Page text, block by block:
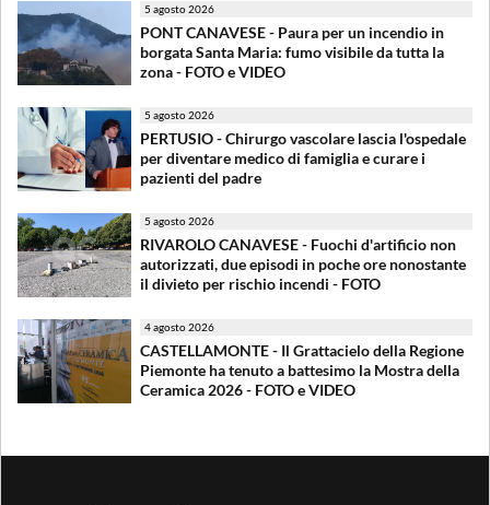
5 agosto 2026
PONT CANAVESE - Paura per un incendio in
borgata Santa Maria: fumo visibile da tutta la
zona - FOTO e VIDEO
5 agosto 2026
PERTUSIO - Chirurgo vascolare lascia l'ospedale
per diventare medico di famiglia e curare i
pazienti del padre
5 agosto 2026
RIVAROLO CANAVESE - Fuochi d'artificio non
autorizzati, due episodi in poche ore nonostante
il divieto per rischio incendi - FOTO
4 agosto 2026
CASTELLAMONTE - Il Grattacielo della Regione
Piemonte ha tenuto a battesimo la Mostra della
Ceramica 2026 - FOTO e VIDEO